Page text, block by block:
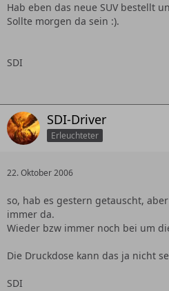
Hab eben das neue SUV bestellt
Sollte morgen da sein :).
SDI
SDI-Driver
Erleuchteter
22. Oktober 2006
so, hab es gestern getauscht,
immer da.
Wieder bzw immer noch bei um
Die Druckdose kann das ja nicht
SDI